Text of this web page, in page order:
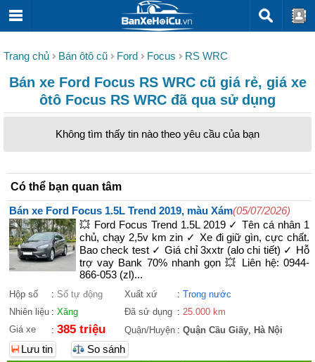
Trang chủ Bán ôtô cũ Ford Focus RS WRC
Bán xe Ford Focus RS WRC cũ giá rẻ, giá xe
ôtô Focus RS WRC đã qua sử dụng
Không tìm thấy tin nào theo yêu cầu của bạn
Có thể bạn quan tâm
Bán xe Ford Focus 1.5L Trend 2019, màu Xám(05/07/2026)
💥 Ford Focus Trend 1.5L 2019 ✓ Tên cá nhân 1
chủ, chạy 2,5v km zin ✓ Xe đi giữ gìn, cực chất.
Bao check test ✓ Giá chỉ 3xxtr (alo chi tiết) ✓ Hỗ
trợ vay Bank 70% nhanh gọn 💥 Liên hệ: 0944-
866-053 (zl)...
Hộp số : Số tự động Xuất xứ : Trong nước
Nhiên liệu : Xăng Đã sử dụng : 25.000 km
Giá xe
: 385 triệu Quận/Huyện : Quận Cầu Giấy, Hà Nội
Lưu tin
So sánh